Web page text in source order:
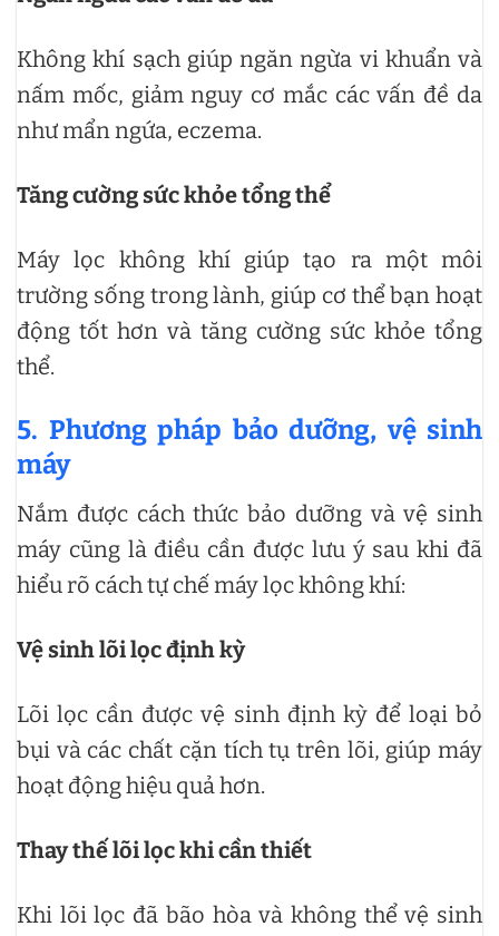
Không khí sạch giúp ngăn ngừa vi khuẩn và
nấm mốc, giảm nguy cơ mắc các vấn đề da
như mẩn ngứa, eczema.
Tăng cường sức khỏe tổng thể
Máy lọc không khí giúp tạo ra một môi
trường sống trong lành, giúp cơ thể bạn hoạt
động tốt hơn và tăng cường sức khỏe tổng
thể.
5. Phương pháp bảo dưỡng, vệ sinh
máy
Nắm được cách thức bảo dưỡng và vệ sinh
máy cũng là điều cần được lưu ý sau khi đã
hiểu rõ cách tự chế máy lọc không khí:
Vệ sinh lõi lọc định kỳ
Lõi lọc cần được vệ sinh định kỳ để loại bỏ
bụi và các chất cặn tích tụ trên lõi, giúp máy
hoạt động hiệu quả hơn.
Thay thế lõi lọc khi cần thiết
Khi lõi lọc đã bão hòa và không thể vệ sinh